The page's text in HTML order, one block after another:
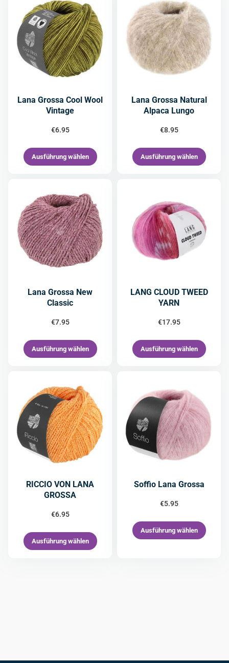
Lana Grossa Cool Wool
Vintage
€6.95
Ausführung wählen
Lana Grossa Natural
Alpaca Lungo
€8.95
Ausführung wählen
Lana Grossa New
Classic
€7.95
Ausführung wählen
LANG CLOUD TWEED
YARN
€17.95
Ausführung wählen
RICCIO VON LANA
GROSSA
€6.95
Ausführung wählen
Soffio Lana Grossa
€5.95
Ausführung wählen